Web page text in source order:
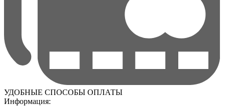
УДОБНЫЕ СПОСОБЫ ОПЛАТЫ
Информация: